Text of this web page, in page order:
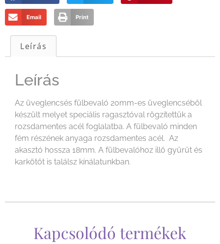
Email Print
Leírás
Leírás
Az üveglencsés fülbevaló 20mm-es üveglencséből
készült melyet speciális ragasztóval rögzítettük a
rozsdamentes acél foglalatba. A fülbevaló minden
fém részének anyaga rozsdamentes acél. Az
akasztó hossza 18mm. A fülbevalóhoz illő gyűrűt és
karkötőt is találsz kínálatunkban.
Kapcsolódó termékek